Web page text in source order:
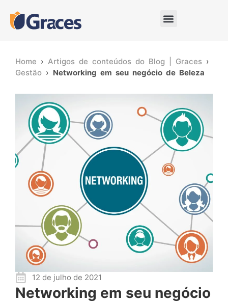
Home › Artigos de conteúdos do Blog | Graces ›
Gestão › Networking em seu negócio de Beleza
12 de julho de 2021
Networking em seu negócio